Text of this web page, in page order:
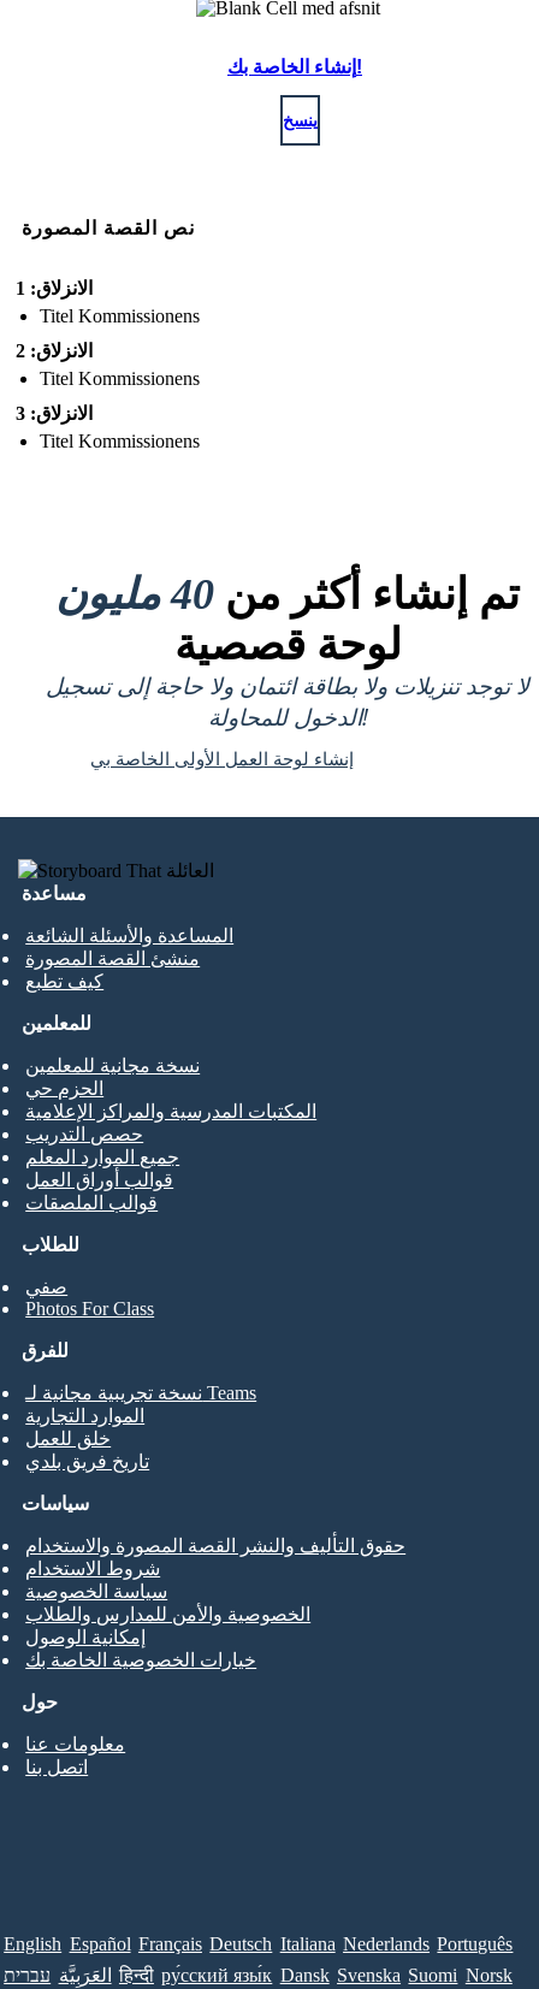
إنشاء الخاصة بك!
ينسخ
نص القصة المصورة
الانزلاق: 1
Titel Kommissionens
الانزلاق: 2
Titel Kommissionens
الانزلاق: 3
Titel Kommissionens
تم إنشاء أكثر من 40 مليون
لوحة قصصية
لا توجد تنزيلات ولا بطاقة ائتمان ولا حاجة إلى تسجيل
الدخول للمحاولة!
إنشاء لوحة العمل الأولى الخاصة بي
مساعدة
المساعدة والأسئلة الشائعة
منشئ القصة المصورة
كيف تطبع
للطلاب
صفي
Photos For Class
للمعلمين
نسخة مجانية للمعلمين
الحزم حي
المكتبات المدرسية والمراكز الإعلامية
حصص التدريب
جميع الموارد المعلم
قوالب أوراق العمل
قوالب الملصقات
للفرق
نسخة تجريبية مجانية لـ Teams
الموارد التجارية
خلق للعمل
تاريخ فريق بلدي
حول
معلومات عنا
اتصل بنا
سياسات
حقوق التأليف والنشر القصة المصورة والاستخدام
شروط الاستخدام
سياسة الخصوصية
الخصوصية والأمن للمدارس والطلاب
إمكانية الوصول
خيارات الخصوصية الخاصة بك
English Español Français Deutsch Italiana Nederlands Português
עברית العَرَبِيَّة हिन्दी ру́сский язы́к Dansk Svenska Suomi Norsk